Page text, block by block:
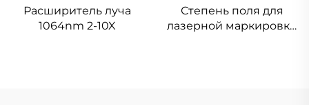
Расширитель луча
1064nm 2-10X
Степень поля для
лазерной маркировки